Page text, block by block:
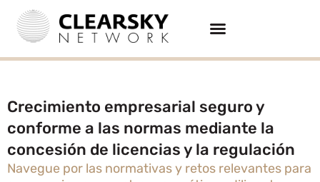
Crecimiento empresarial seguro y
conforme a las normas mediante la
concesión de licencias y la regulación
Navegue por las normativas y retos relevantes para